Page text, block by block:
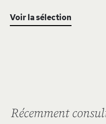
Voir la sélection
Récemment